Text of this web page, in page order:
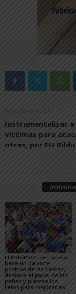
Artículo anterior
Instrumentalizar a
víctimas para
otras, por EH
El PSN-PSOE de Tudela
hace un balance
positivo de las fiestas,
destaca el papel de las
peñas y plantea los
retos para mejorarlas